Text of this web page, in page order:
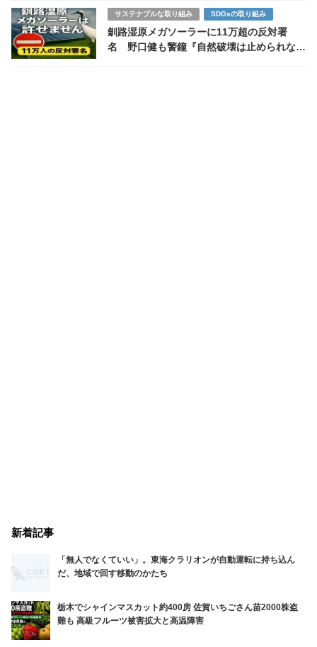
サステナブルな取り組み SDGsの取り組み
釧路湿原メガソーラーに11万超の反対署
名 野口健も警鐘『自然破壊は止められない
新着記事
「無人でなくていい」。東海クラリオンが自動運転に持ち込ん
だ、地域で回す移動のかたち
栃木でシャインマスカット約400房 佐賀いちごさん苗2000株盗
難も 高級フルーツ被害拡大と高温障害